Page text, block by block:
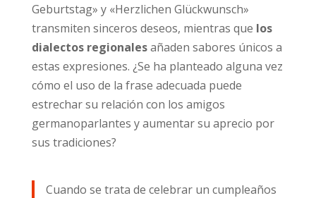
Geburtstag» y «Herzlichen Glückwunsch»
transmiten sinceros deseos, mientras que los
dialectos regionalesañaden sabores únicos a
estas expresiones. ¿Se ha planteado alguna vez
cómo el uso de la frase adecuada puede
estrechar su relación con los amigos
germanoparlantes y aumentar su aprecio por
sus tradiciones?
Cuando se trata de celebrar un cumpleaños